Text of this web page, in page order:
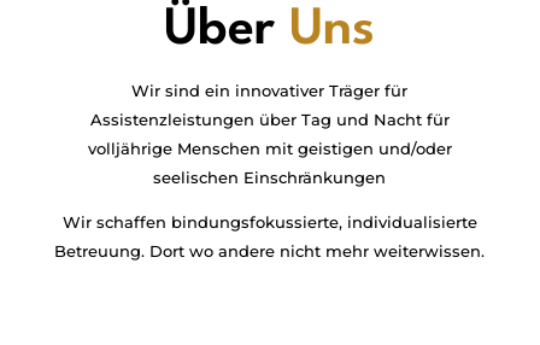
Über Uns
Wir sind ein innovativer Träger für
Assistenzleistungen über Tag und Nacht für
volljährige Menschen mit geistigen und/oder
seelischen Einschränkungen
Wir schaffen bindungsfokussierte, individualisierte
Betreuung. Dort wo andere nicht mehr weiterwissen.